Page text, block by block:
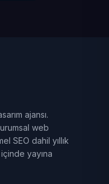
ajansı.
web
SEO dahil yıllık
yayına